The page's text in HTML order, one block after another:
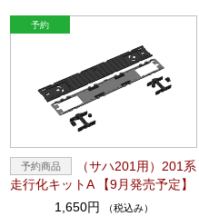
（サハ201用）201系
走行化キットA 【9月発売予定】
1,650円
（税込み）